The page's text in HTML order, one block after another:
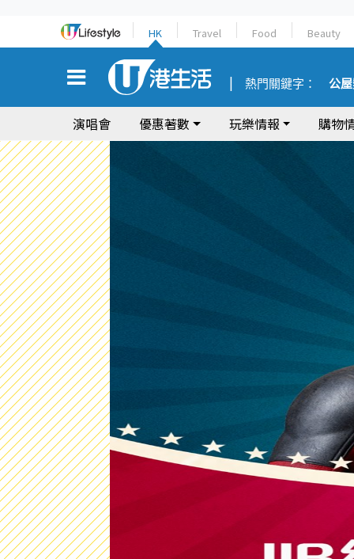
HK Travel Food Beauty
熱門關鍵字： 公
演唱會 優惠著數 玩樂情報 購物